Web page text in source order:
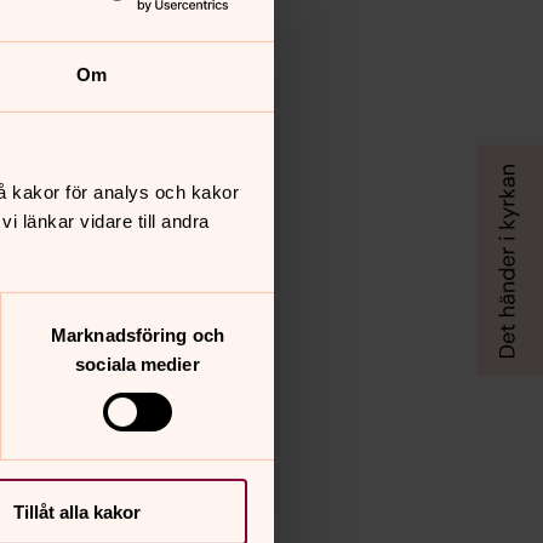
Om
kakor för analys och kakor
länkar vidare till andra
Marknadsföring och
sociala medier
Tillåt alla kakor